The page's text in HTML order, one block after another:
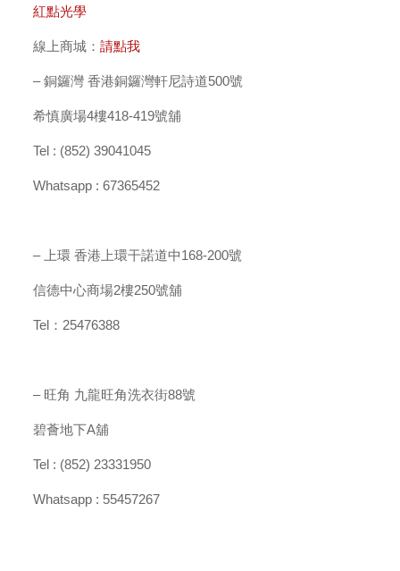
紅點光學
線上商城：請點我
– 銅鑼灣 香港銅鑼灣軒尼詩道500號
希慎廣場4樓418-419號舖
Tel : (852) 39041045
Whatsapp : 67365452
– 上環 香港上環干諾道中168-200號
信德中心商場2樓250號舖
Tel：25476388
– 旺角 九龍旺角洗衣街88號
碧薈地下A舖
Tel : (852) 23331950
Whatsapp : 55457267